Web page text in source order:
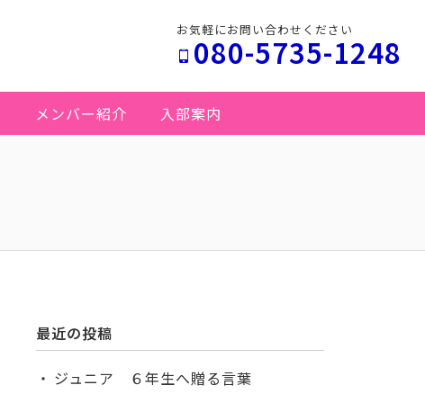
お気軽にお問い合わせください
080-5735-1248
メンバー紹介 入部案内
最近の投稿
ジュニア ６年生へ贈る言葉